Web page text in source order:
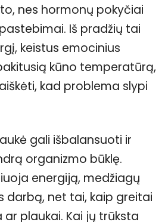
nes hormonų pokyčiai
Iš pradžių tai
keistus emocinius
kūno temperatūrą,
kad problema slypi
gali išbalansuoti ir
organizmo būklę.
energiją, medžiagų
darbą, net tai, kaip greitai
plaukai. Kai jų trūksta